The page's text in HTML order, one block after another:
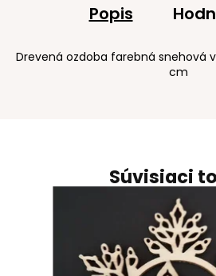
Súvisiaci
Popis
Drevená ozdoba farebná snehová
cm